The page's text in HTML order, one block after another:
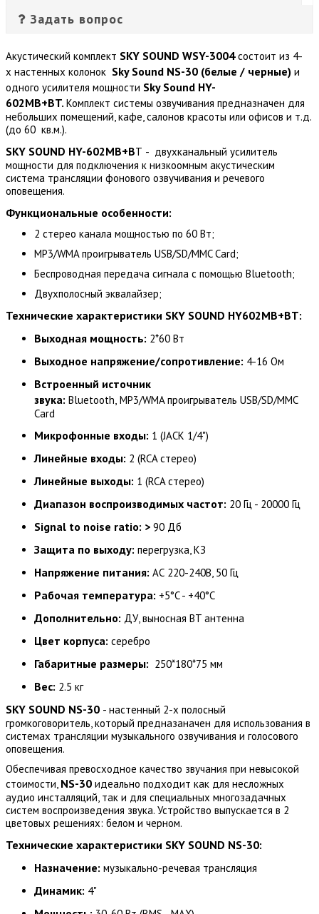
Задать вопрос
Акустический комплект SKY SOUND WSY-3004состоит из 4-
х настенных колонок Sky Sound NS-30 (белые / черные) и
одного усилителя мощности Sky Sound HY-
602MB+BT. Комплект системы озвучивания предназначен для
небольших помещений, кафе, салонов красоты или офисов и т.д.
(до 60 кв.м.).
SKY SOUND HY-602MB+BT - двухканальный усилитель
мощности для подключения к низкоомным акустическим
система трансляции фонового озвучивания и речевого
оповещения.
Функциональные особенности:
2 стерео канала мощностью по 60 Вт;
MP3/WMA проигрыватель USB/SD/MMC Card;
Беспроводная передача сигнала с помощью Bluetooth;
Двухполосный эквалайзер;
Технические характеристики SKY SOUND HY602MB+BT:
Выходная мощность: 2*60 Вт
Выходное напряжение/сопротивление: 4-16 Ом
Встроенный источник
звука: Bluetooth, MP3/WMA проигрыватель USB/SD/MMC
Card
Микрофонные входы: 1 (JACK 1/4")
Линейные входы: 2 (RCA стерео)
Линейные выходы: 1 (RCA стерео)
Диапазон воспроизводимых частот: 20 Гц - 20000 Гц
Signal to noise ratio: > 90 Дб
Защита по выходу: перегрузка, КЗ
Напряжение питания: АС 220-240В, 50 Гц
Рабочая температура: +5°C - +40°C
Дополнительно: ДУ, выносная BT антенна
Цвет корпуса: серебро
Габаритные размеры: 250*180*75 мм
Вес: 2.5 кг
SKY SOUND NS-30 - настенный 2-х полосный
громкоговоритель, который предназаначен для использования в
системах трансляции музыкального озвучивания и голосового
оповещения.
Обеспечивая превосходное качество звучания при невысокой
стоимости, NS-30 идеально подходит как для несложных
аудио инсталляций, так и для специальных многозадачных
систем воспроизведения звука. Устройство выпускается в 2
цветовых решениях: белом и черном.
Технические характеристики SKY SOUND NS-30:
Назначение: музыкально-речевая трансляция
Динамик: 4"